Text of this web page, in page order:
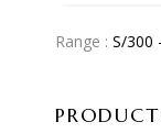
Range : S/300